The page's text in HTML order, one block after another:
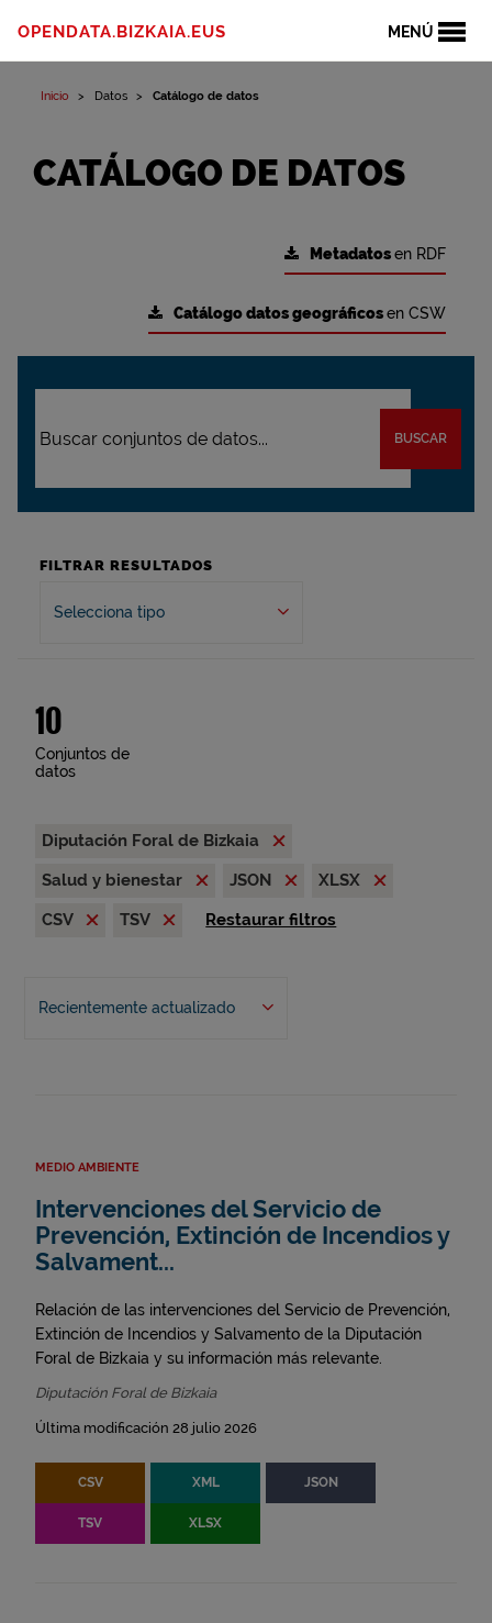
MENÚ
OPENDATA.BIZKAIA.EUS
Inicio Datos Catálogo de datos
CATÁLOGO DE DATOS
Metadatosen RDF
Catálogo datos geográficosen CSW
BUSCAR
FILTRAR RESULTADOS
Selecciona tipo
10
Conjuntos de
datos
Diputación Foral de Bizkaia
Salud y bienestar
JSON
XLSX
CSV
TSV Restaurar filtros
Recientemente actualizado
MEDIO AMBIENTE
Intervenciones del Servicio de
Prevención, Extinción de Incendios y
Salvament...
Relación de las intervenciones del Servicio de Prevención,
Extinción de Incendios y Salvamento de la Diputación
Foral de Bizkaia y su información más relevante.
Diputación Foral de Bizkaia
Última modificación 28 julio 2026
CSV XML JSON
TSV XLSX